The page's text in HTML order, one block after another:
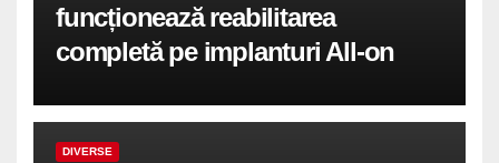
funcționează reabilitarea
completă pe implanturi All-on
DIVERSE